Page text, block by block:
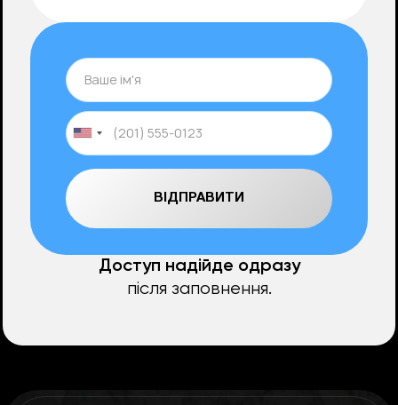
Доступ надійде одразу
після заповнення.